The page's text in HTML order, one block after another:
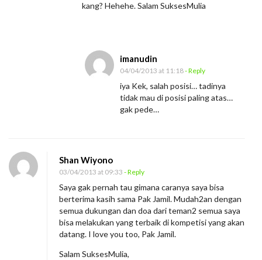
kang? Hehehe. Salam SuksesMulia
imanudin
04/04/2013 at 11:18- Reply
iya Kek, salah posisi… tadinya
tidak mau di posisi paling atas…
gak pede…
Shan Wiyono
03/04/2013 at 09:33 - Reply
Saya gak pernah tau gimana caranya saya bisa
berterima kasih sama Pak Jamil. Mudah2an dengan
semua dukungan dan doa dari teman2 semua saya
bisa melakukan yang terbaik di kompetisi yang akan
datang. I love you too, Pak Jamil.
Salam SuksesMulia,